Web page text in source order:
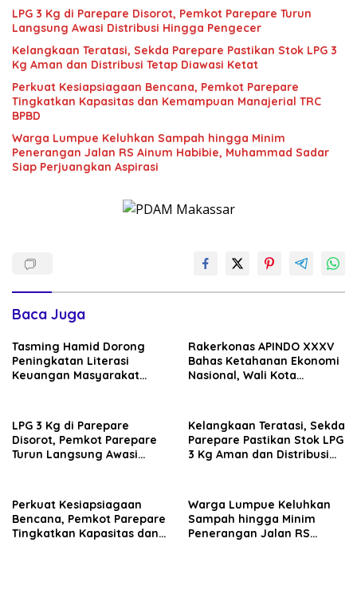
LPG 3 Kg di Parepare Disorot, Pemkot Parepare Turun
Langsung Awasi Distribusi Hingga Pengecer
Kelangkaan Teratasi, Sekda Parepare Pastikan Stok LPG 3
Kg Aman dan Distribusi Tetap Diawasi Ketat
Perkuat Kesiapsiagaan Bencana, Pemkot Parepare
Tingkatkan Kapasitas dan Kemampuan Manajerial TRC
BPBD
Warga Lumpue Keluhkan Sampah hingga Minim
Penerangan Jalan RS Ainum Habibie, Muhammad Sadar
Siap Perjuangkan Aspirasi
Baca Juga
Tasming Hamid Dorong
Peningkatan Literasi
Keuangan Masyarakat
Rakerkonas APINDO XXXV
Bahas Ketahanan Ekonomi
Nasional, Wali Kota
Usaha
LPG 3 Kg di Parepare
Disorot, Pemkot Parepare
Turun Langsung Awasi
Kelangkaan Teratasi, Sekda
Parepare Pastikan Stok LPG
3 Kg Aman dan Distribusi
Perkuat Kesiapsiagaan
Bencana, Pemkot Parepare
Tingkatkan Kapasitas dan
Warga Lumpue Keluhkan
Sampah hingga Minim
Penerangan Jalan RS